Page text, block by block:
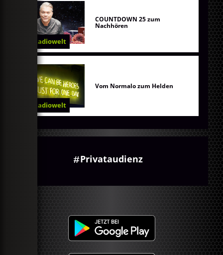
Radiowelt
COUNTDOWN 25 zum
Nachhören
Radiowelt
Vom Normalo zum Helden
Privataudienz